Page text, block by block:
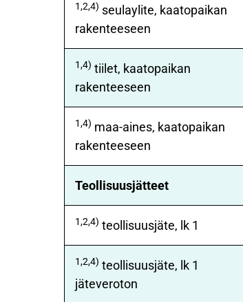
1,2,4) seulaylite, kaatopaikan
rakenteeseen
1,4) tiilet, kaatopaikan
rakenteeseen
1,4) maa-aines, kaatopaikan
rakenteeseen
Teollisuusjätteet
1,2,4) teollisuusjäte, lk 1
1,2,4) teollisuusjäte, lk 1
jäteveroton